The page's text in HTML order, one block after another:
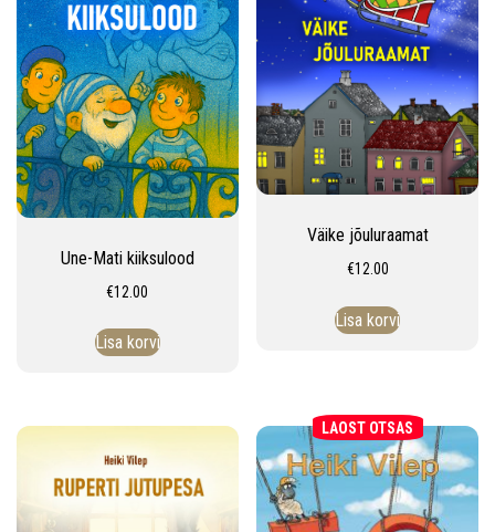
Une-Mati kiiksulood
€12.00
Lisa korvi
Väike jõuluraamat
€12.00
Lisa korvi
LAOST OTSAS